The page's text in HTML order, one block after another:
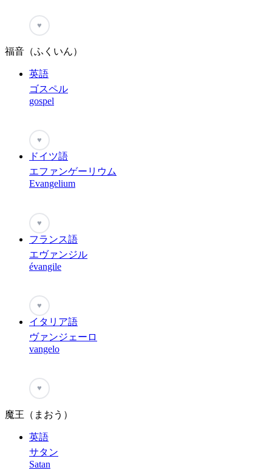
♥
福音（ふくいん）
英語
ゴスペル
gospel
♥
ドイツ語
エファンゲーリウム
Evangelium
♥
フランス語
エヴァンジル
évangile
♥
イタリア語
ヴァンジェーロ
vangelo
♥
魔王（まおう）
英語
サタン
Satan